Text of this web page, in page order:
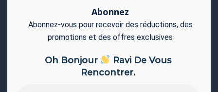
Abonnez
Abonnez-vous pour recevoir des réductions, des
promotions et des offres exclusives
Oh Bonjour
Ravi De Vous
Rencontrer.